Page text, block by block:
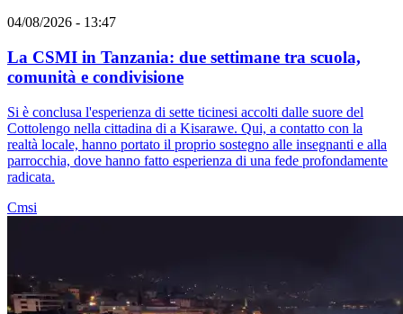
04/08/2026 - 13:47
La CSMI in Tanzania: due settimane tra scuola,
comunità e condivisione
Si è conclusa l'esperienza di sette ticinesi accolti dalle suore del
Cottolengo nella cittadina di a Kisarawe. Qui, a contatto con la
realtà locale, hanno portato il proprio sostegno alle insegnanti e alla
parrocchia, dove hanno fatto esperienza di una fede profondamente
radicata.
Cmsi